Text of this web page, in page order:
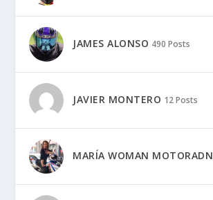
JAMES ALONSO 490 Posts
JAVIER MONTERO 12 Posts
MARÍA WOMAN MOTORADN